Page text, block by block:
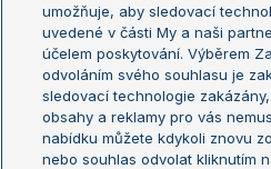
Sázkařský žebříček
US
Aktualní trendy
umožňuje, aby sledovací
uvedené v části My a naši
účelem poskytování. Výběrem
odvoláním svého souhlasu je
sledovací technologie
obsahy a reklamy pro vás
nabídku můžete kdykoli znovu
nebo souhlas odvolat kliknutím